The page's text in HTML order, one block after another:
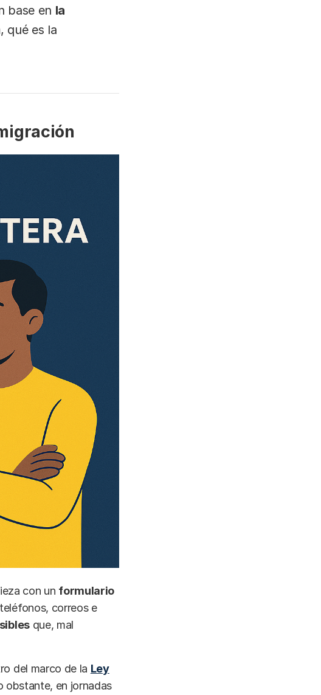
base en la
, qué es la
con un formulario
correos e
que, mal
del marco de la Ley
obstante, en jornadas